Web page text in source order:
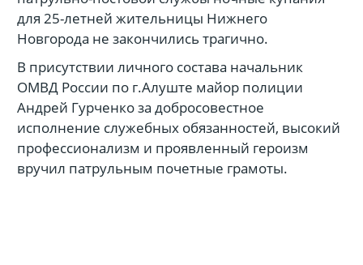
для 25-летней жительницы Нижнего
Новгорода не закончились трагично.
В присутствии личного состава начальник
ОМВД России по г.Алуште майор полиции
Андрей Гурченко за добросовестное
исполнение служебных обязанностей, высокий
профессионализм и проявленный героизм
вручил патрульным почетные грамоты.